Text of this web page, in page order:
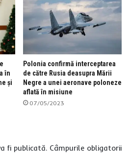
în
și
Polonia confirmă interceptarea
de către Rusia deasupra Mării
Negre a unei aeronave poloneze
aflată în misiune
07/05/2023
fi publicată. Câmpurile obligatorii